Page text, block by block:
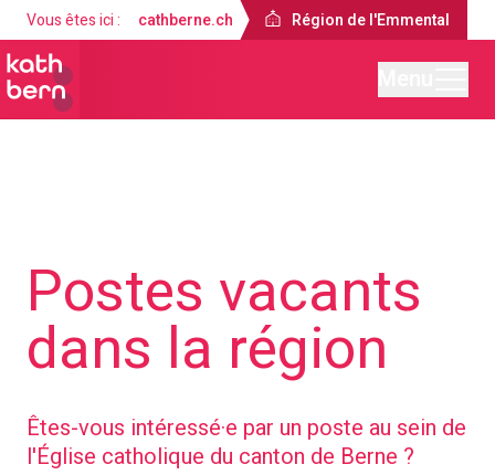
Vous êtes ici : cathberne.ch Région de l'Emmental
Postes vacants
dans la région
Êtes-vous intéressé·e par un poste au sein de
l'Église catholique du canton de Berne ?